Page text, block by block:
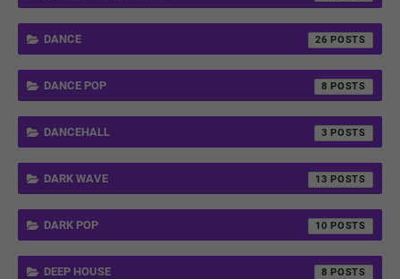
DANCE 26
DANCE POP 8
DANCEHALL 3
DARK WAVE 13
DARK POP 10
DEEP HOUSE 8